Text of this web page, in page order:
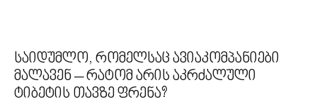
საიდუმლო, რომელსაც ავიაკომპანიები
მალავენ – რატომ არის აკრძალული
ტიბეტის თავზე ფრენა?